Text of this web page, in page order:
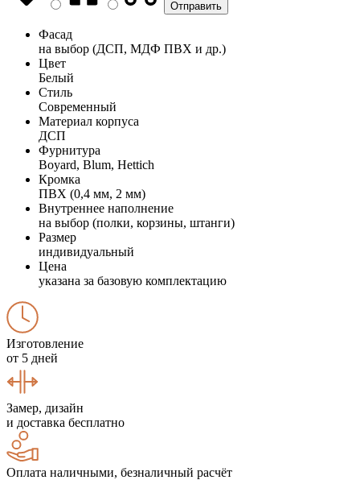
Фасад
на выбор (ДСП, МДФ ПВХ и др.)
Цвет
Белый
Стиль
Современный
Материал корпуса
ДСП
Фурнитура
Boyard, Blum, Hettich
Кромка
ПВХ (0,4 мм, 2 мм)
Внутреннее наполнение
на выбор (полки, корзины, штанги)
Размер
индивидуальный
Цена
указана за базовую комплектацию
Изготовление
от 5 дней
Замер, дизайн
и доставка бесплатно
Оплата наличными, безналичный расчёт